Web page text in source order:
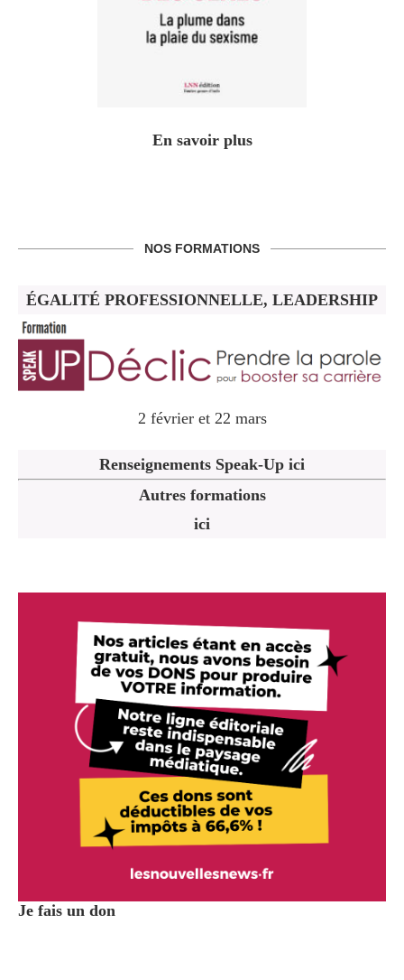
En savoir plus
NOS FORMATIONS
ÉGALITÉ PROFESSIONNELLE, LEADERSHIP
2 février et 22 mars
Renseignements Speak-Up ici
Autres formations
ici
Je fais un don